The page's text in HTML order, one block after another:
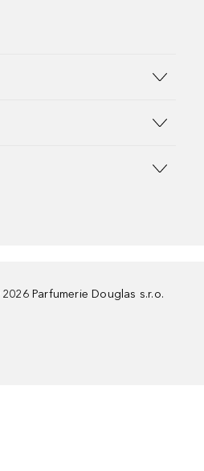
2026 Parfumerie Douglas s.r.o.